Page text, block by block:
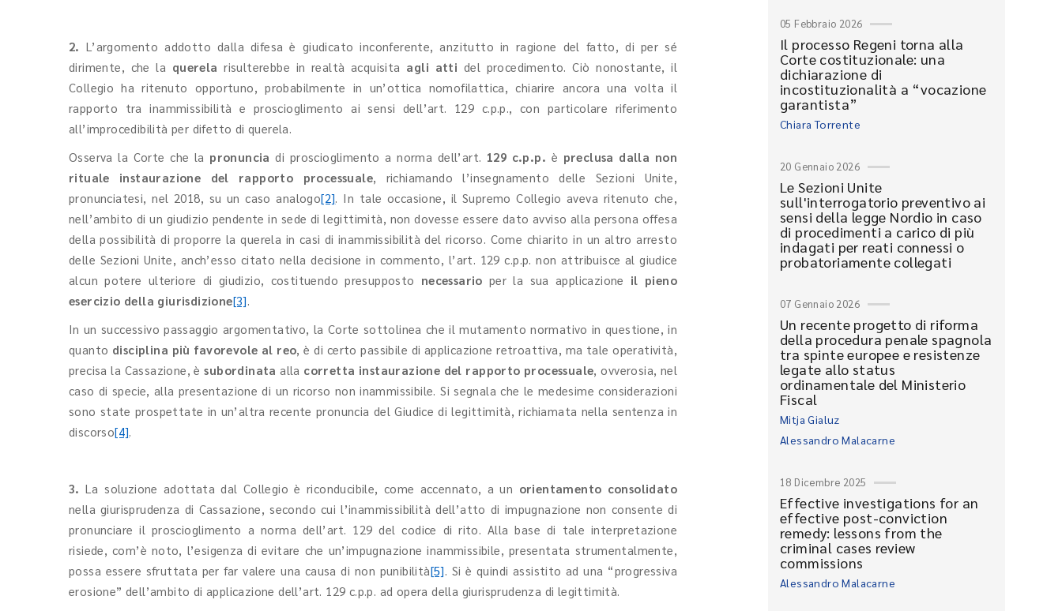
2. L’argomento addotto dalla difesa è giudicato inconferente, anzitutto in ragione del fatto, di per sé
dirimente, che la querela risulterebbe in realtà acquisita agli atti del procedimento. Ciò nonostante, il
Collegio ha ritenuto opportuno, probabilmente in un’ottica nomofilattica, chiarire ancora una volta il
rapporto tra inammissibilità e proscioglimento ai sensi dell’art. 129 c.p.p., con particolare riferimento
all’improcedibilità per difetto di querela.
Osserva la Corte che la pronuncia di proscioglimento a norma dell’art. 129 c.p.p. è preclusa dalla non
rituale instaurazione del rapporto processuale, richiamando l’insegnamento delle Sezioni Unite,
pronunciatesi, nel 2018, su un caso analogo[2]. In tale occasione, il Supremo Collegio aveva ritenuto che,
nell’ambito di un giudizio pendente in sede di legittimità, non dovesse essere dato avviso alla persona offesa
della possibilità di proporre la querela in casi di inammissibilità del ricorso. Come chiarito in un altro arresto
delle Sezioni Unite, anch’esso citato nella decisione in commento, l’art. 129 c.p.p. non attribuisce al giudice
alcun potere ulteriore di giudizio, costituendo presupposto necessario per la sua applicazione il pieno
esercizio della giurisdizione[3].
In un successivo passaggio argomentativo, la Corte sottolinea che il mutamento normativo in questione, in
quanto disciplina più favorevole al reo, è di certo passibile di applicazione retroattiva, ma tale operatività,
precisa la Cassazione, èsubordinata alla corretta instaurazione del rapporto processuale, ovverosia, nel
caso di specie, alla presentazione di un ricorso non inammissibile. Si segnala che le medesime considerazioni
sono state prospettate in un’altra recente pronuncia del Giudice di legittimità, richiamata nella sentenza in
discorso[4].
3. La soluzione adottata dal Collegio è riconducibile, come accennato, a un orientamento consolidato
nella giurisprudenza di Cassazione, secondo cui l’inammissibilità dell’atto di impugnazione non consente di
pronunciare il proscioglimento a norma dell’art. 129 del codice di rito. Alla base di tale interpretazione
risiede, com’è noto, l’esigenza di evitare che un’impugnazione inammissibile, presentata strumentalmente,
possa essere sfruttata per far valere una causa di non punibilità[5]. Si è quindi assistito ad una “progressiva
erosione” dell’ambito di applicazione dell’art. 129 c.p.p. ad opera della giurisprudenza di legittimità.
05 Febbraio 2026
Il processo Regeni torna alla
Corte costituzionale: una
dichiarazione di
incostituzionalità a “vocazione
garantista”
Chiara Torrente
20 Gennaio 2026
Le Sezioni Unite
sull'interrogatorio preventivo ai
sensi della legge Nordio in caso
di procedimenti a carico di più
indagati per reati connessi o
probatoriamente collegati
07 Gennaio 2026
Un recente progetto di riforma
della procedura penale spagnola
tra spinte europee e resistenze
legate allo status
ordinamentale del Ministerio
Fiscal
Mitja Gialuz
Alessandro Malacarne
18 Dicembre 2025
Effective investigations for an
effective post-conviction
remedy: lessons from the
criminal cases review
commissions
Alessandro Malacarne